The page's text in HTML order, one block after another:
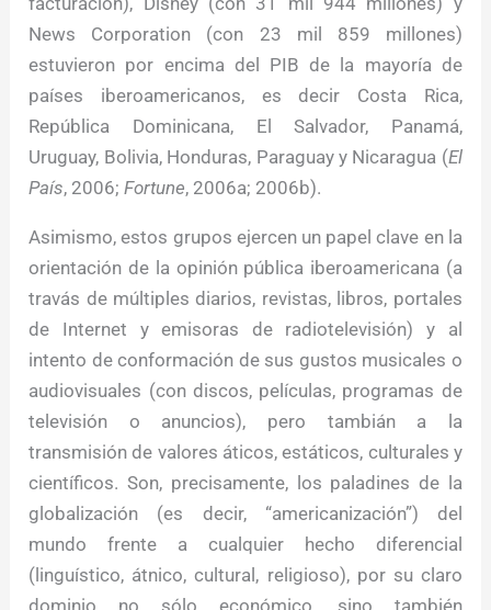
News Corporation (con 23 mil 859 millones)
estuvieron por encima del PIB de la mayoría de
países iberoamericanos, es decir Costa Rica,
República Dominicana, El Salvador, Panamá,
Uruguay, Bolivia, Honduras, Paraguay y Nicaragua (El
País, 2006;Fortune, 2006a; 2006b).
Asimismo, estos grupos ejercen un papel clave en la
orientación de la opinión pública iberoamericana (a
travás de múltiples diarios, revistas, libros, portales
de Internet y emisoras de radiotelevisión) y al
intento de conformación de sus gustos musicales o
audiovisuales (con discos, películas, programas de
televisión o anuncios), pero tambián a la
transmisión de valores áticos, estáticos, culturales y
científicos. Son, precisamente, los paladines de la
globalización (es decir, “americanización”) del
mundo frente a cualquier hecho diferencial
(linguístico, átnico, cultural, religioso), por su claro
dominio no sólo económico, sino también